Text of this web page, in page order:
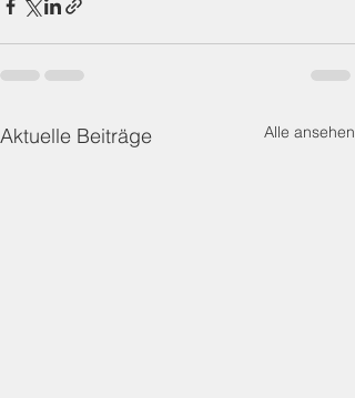
Aktuelle Beiträge Alle ansehen